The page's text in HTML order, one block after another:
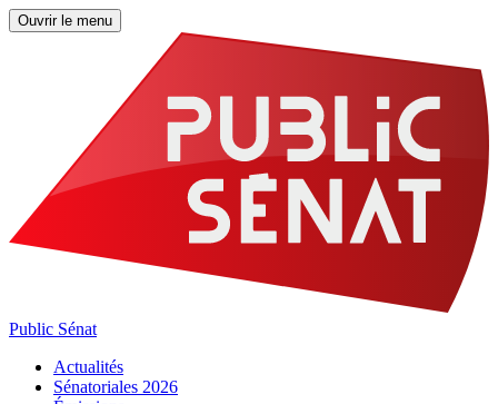
Ouvrir le menu
Public Sénat
Actualités
Sénatoriales 2026